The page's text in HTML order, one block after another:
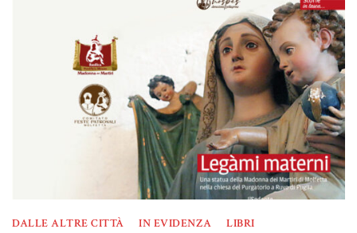
DALLE ALTRE CITTÀ IN EVIDENZA LIBRI